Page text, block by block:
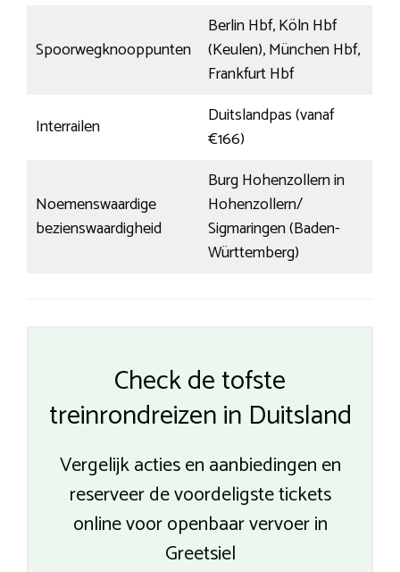
Spoorwegknooppunten
Berlin Hbf, Köln Hbf
(Keulen), München Hbf,
Frankfurt Hbf
Interrailen
Duitslandpas (vanaf
€166)
Noemenswaardige
bezienswaardigheid
Burg Hohenzollern in
Hohenzollern/
Sigmaringen (Baden-
Württemberg)
Check de tofste
treinrondreizen in Duitsland
Vergelijk acties en aanbiedingen en
reserveer de voordeligste tickets
online voor openbaar vervoer in
Greetsiel